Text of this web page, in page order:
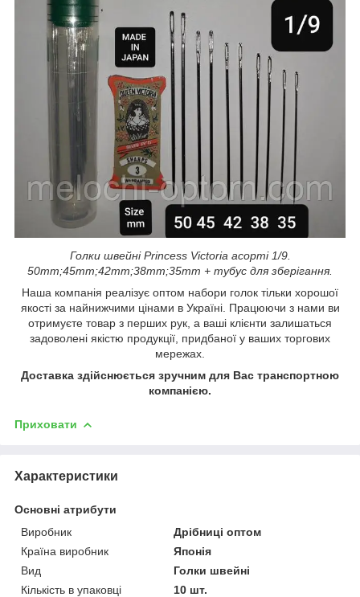
Голки швейні Princess Victoria асорті 1/9.
50mm;45mm;42mm;38mm;35mm + тубус для зберігання.
Наша компанія реалізує оптом набори голок тільки хорошої
якості за найнижчими цінами в Україні. Працюючи з нами ви
отримуєте товар з перших рук, а ваші клієнти залишаться
задоволені якістю продукції, придбаної у ваших торгових
мережах.
Доставка здійснюється зручним для Вас транспортною
компанією.
Приховати
Характеристики
Основні атрибути
Виробник
Дрібниці оптом
Країна виробник
Японія
Вид
Голки швейні
Кількість в упаковці
10 шт.